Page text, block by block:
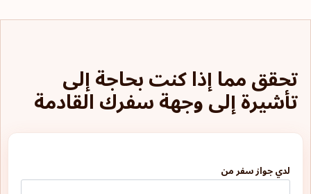
تحقق مما إذا كنت بحاجة إلى
تأشيرة إلى وجهة سفرك القادمة
لدي جواز سفر من